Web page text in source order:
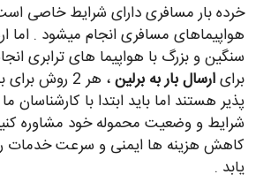
خرده بار مسافری دارای شرایط خاصی
هواپیماهای مسافری انجام میشود . اما
سنگین و بزرگ با هواپیما های ترابری
برایارسال بار به برلین
، هر 2 روش
پذیر هستند اما باید ابتدا با
شرایط و وضعیت محموله خود مشاوره
کاهش هزینه ها ایمنی و سرعت خدمات
یابد .